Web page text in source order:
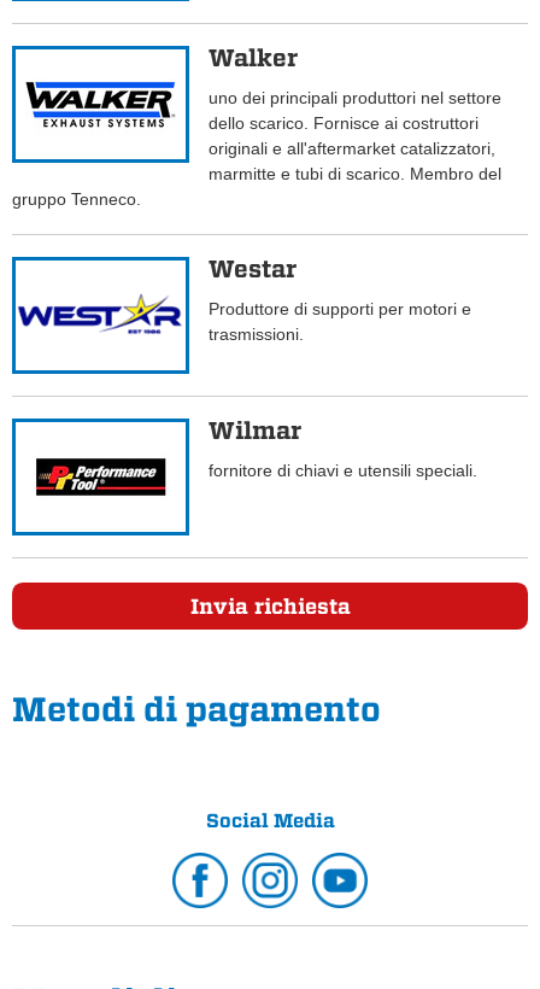
Walker
uno dei principali produttori nel settore
dello scarico. Fornisce ai costruttori
originali e all'aftermarket catalizzatori,
marmitte e tubi di scarico. Membro del
gruppo Tenneco.
Westar
Produttore di supporti per motori e
trasmissioni.
Wilmar
fornitore di chiavi e utensili speciali.
Invia richiesta
Metodi di pagamento
Social Media